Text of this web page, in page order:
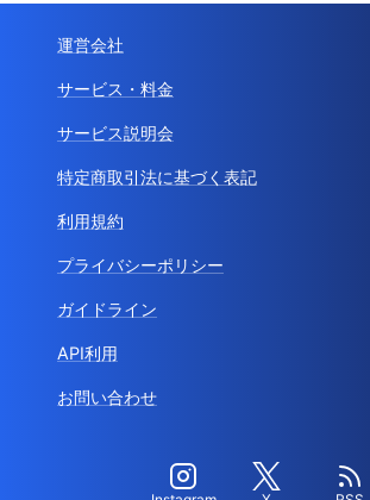
運営会社
サービス・料金
サービス説明会
特定商取引法に基づく表記
利用規約
プライバシーポリシー
ガイドライン
API利用
お問い合わせ